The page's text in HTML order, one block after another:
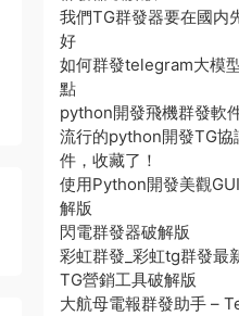
我們TG群發器要在國内
好
如何群發telegram大模
點
python開發飛機群發軟
流行的python開發TG協
件，收藏了！
使用Python開發美觀
解版
閃電群發器破解版
彩虹群發_彩虹tg群發最
TG營銷工具破解版
大航母電報群發助手 –